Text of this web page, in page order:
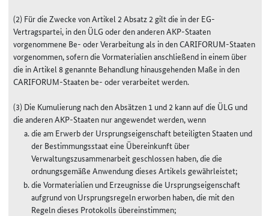
(2) Für die Zwecke von Artikel 2 Absatz 2 gilt die in der EG-
Vertragspartei, in den ÜLG oder den anderen AKP-Staaten
vorgenommene Be- oder Verarbeitung als in den CARIFORUM-Staaten
vorgenommen, sofern die Vormaterialien anschließend in einem über
die in Artikel 8 genannte Behandlung hinausgehenden Maße in den
CARIFORUM-Staaten be- oder verarbeitet werden.
(3) Die Kumulierung nach den Absätzen 1 und 2 kann auf die ÜLG und
die anderen AKP-Staaten nur angewendet werden, wenn
die am Erwerb der Ursprungseigenschaft beteiligten Staaten und
der Bestimmungsstaat eine Übereinkunft über
Verwaltungszusammenarbeit geschlossen haben, die die
ordnungsgemäße Anwendung dieses Artikels gewährleistet;
die Vormaterialien und Erzeugnisse die Ursprungseigenschaft
aufgrund von Ursprungsregeln erworben haben, die mit den
Regeln dieses Protokolls übereinstimmen;